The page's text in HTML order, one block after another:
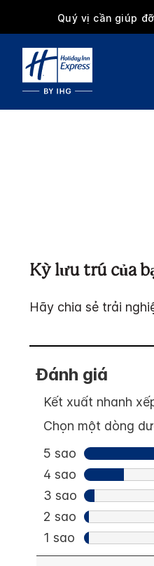
Quý vị cần giúp
Kỳ lưu trú của
Hãy chia sẻ trải